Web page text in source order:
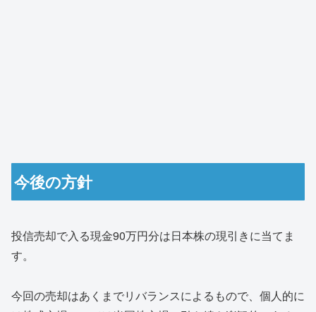
今後の方針
投信売却で入る現金90万円分は日本株の現引きに当てま
す。
今回の売却はあくまでリバランスによるもので、個人的に